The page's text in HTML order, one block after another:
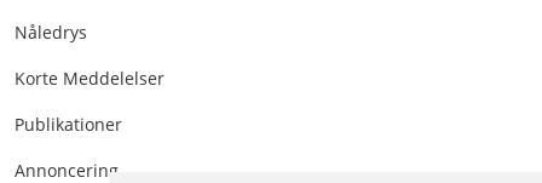
Nåledrys
Korte Meddelelser
Publikationer
Annoncering